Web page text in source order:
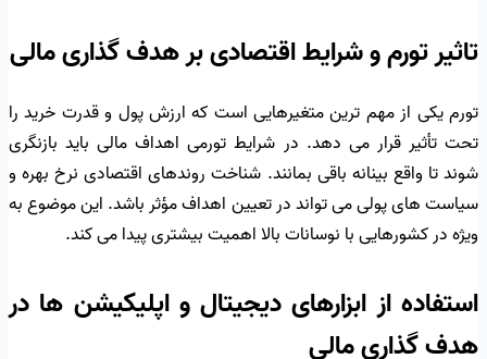
تاثیر تورم و شرایط اقتصادی بر هدف گذاری مالی
تورم یکی از مهم ترین متغیرهایی است که ارزش پول و قدرت خرید را
تحت تأثیر قرار می دهد. در شرایط تورمی اهداف مالی باید بازنگری
شوند تا واقع بینانه باقی بمانند. شناخت روندهای اقتصادی نرخ بهره و
سیاست های پولی می تواند در تعیین اهداف مؤثر باشد. این موضوع به
ویژه در کشورهایی با نوسانات بالا اهمیت بیشتری پیدا می کند.
استفاده از ابزارهای دیجیتال و اپلیکیشن ها در
هدف گذاری مالی